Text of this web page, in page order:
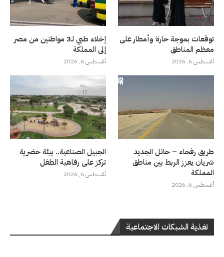
توقعات بموجة حارة وأمطار على
معظم المناطق
أغسطس 6, 2026
إخلاء طبي لـ3 مواطنين من مصر
إلى المملكة
أغسطس 6, 2026
طريق رفحاء – حائل الجديد
شريان يعزز الربط بين مناطق
المملكة
أغسطس 6, 2026
الجبيل الصناعية.. بيئة حضرية
تركز على رفاهية الطفل
أغسطس 6, 2026
تغذية الشبكات الاجتماعية